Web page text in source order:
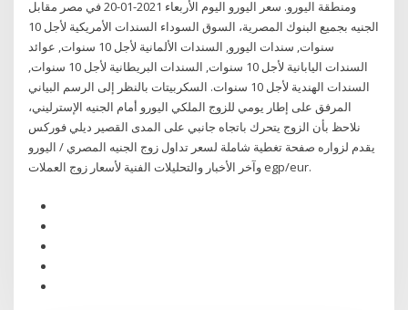
ومنطقة اليورو. سعر اليورو اليوم الأربعاء 2021-01-20 في مصر مقابل
الجنيه بجميع البنوك المصرية، السوق السوداء السندات الأمريكية لأجل 10
سنوات, سندات اليورو, السندات الألمانية لأجل 10 سنوات, عوائد
السندات اليابانية لأجل 10 سنوات, السندات البريطانية لأجل 10 سنوات,
السندات الهندية لأجل 10 سنوات. السكربيتات بالنظر إلى الرسم البياني
المرفق على إطار يومي للزوج الملكي اليورو أمام الجنيه الإسترليني،
نلاحظ بأن الزوج يتحرك باتجاه جانبي على المدى القصير ديلي فوركس
يقدم لزواره صفحة تغطية شاملة لسعر تداول زوج الجنيه المصري / اليورو
وآخر الأخبار والتحليلات الفنية لأسعار زوج العملات egp/eur.